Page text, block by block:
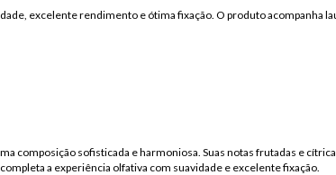
excelente rendimento e ótima fixação. O produto acompanha
composição sofisticada e harmoniosa. Suas notas frutadas e
a experiência olfativa com suavidade e excelente fixação.